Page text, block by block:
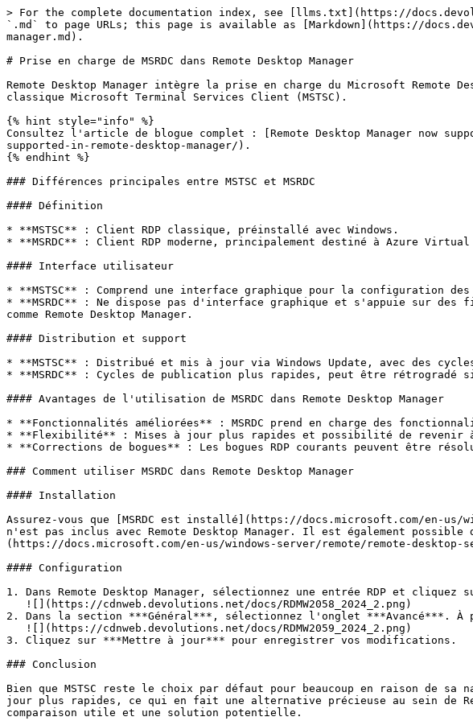
> For the complete documentation index, see [llms.txt](https://
`.md` to page URLs; this page is available as [Markdown](https://
manager.md).
# Prise en charge de MSRDC dans Remote Desktop Manager
Remote Desktop Manager intègre la prise en charge du Microsoft Remote
classique Microsoft Terminal Services Client (MSTSC).
{% hint style="info" %}
Consultez l'article de blogue complet : [Remote Desktop Manager now
supported-in-remote-desktop-manager/).
{% endhint %}
### Différences principales entre MSTSC et MSRDC
#### Définition
* **MSTSC** : Client RDP classique, préinstallé avec Windows.
* **MSRDC** : Client RDP moderne, principalement destiné à Azure
#### Interface utilisateur
* **MSTSC** : Comprend une interface graphique pour la configuration des
* **MSRDC** : Ne dispose pas d'interface graphique et s'appuie sur
comme Remote Desktop Manager.
#### Distribution et support
* **MSTSC** : Distribué et mis à jour via Windows Update, avec des
* **MSRDC** : Cycles de publication plus rapides, peut être
#### Avantages de l'utilisation de MSRDC dans Remote Desktop Manager
* **Fonctionnalités améliorées** : MSRDC prend en charge des
* **Flexibilité** : Mises à jour plus rapides et possibilité de revenir à
* **Corrections de bogues** : Les bogues RDP courants peuvent être
### Comment utiliser MSRDC dans Remote Desktop Manager
#### Installation
Assurez-vous que [MSRDC est installé](https://docs.microsoft.com/en-
n'est pas inclus avec Remote Desktop Manager. Il est également possible
(https://docs.microsoft.com/en-us/windows-server/remote/remote-
#### Configuration
1. Dans Remote Desktop Manager, sélectionnez une entrée RDP et
2. Dans la section ***Général***, sélectionnez l'onglet ***Avancé***.
3. Cliquez sur ***Mettre à jour*** pour enregistrer vos modifications.
### Conclusion
Bien que MSTSC reste le choix par défaut pour beaucoup en raison de
jour plus rapides, ce qui en fait une alternative précieuse au sein de
comparaison utile et une solution potentielle.